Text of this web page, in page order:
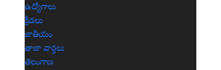
ఉద్యోగాలు
క్రీడలు
జాతీయం
తాజా వార్తలు
తెలంగాణ